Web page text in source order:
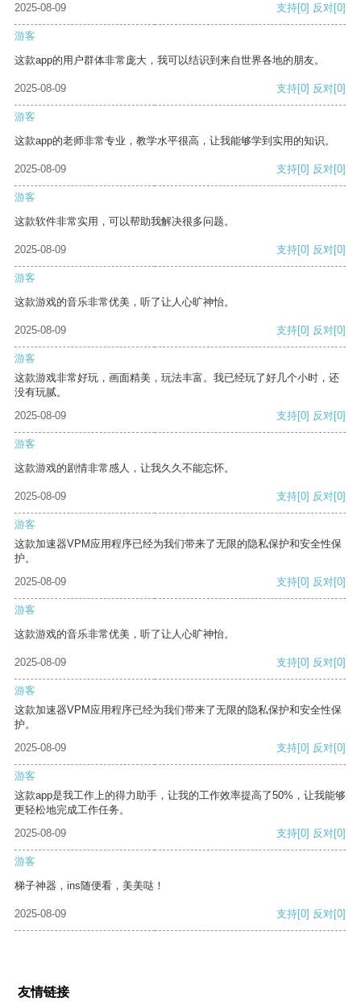
2025-08-09 支持[0] 反对[0]
游客
这款app的用户群体非常庞大，我可以结识到来自世界各地的朋友。
2025-08-09 支持[0] 反对[0]
游客
这款app的老师非常专业，教学水平很高，让我能够学到实用的知识。
2025-08-09 支持[0] 反对[0]
游客
这款软件非常实用，可以帮助我解决很多问题。
2025-08-09 支持[0] 反对[0]
游客
这款游戏的音乐非常优美，听了让人心旷神怡。
2025-08-09 支持[0] 反对[0]
游客
这款游戏非常好玩，画面精美，玩法丰富。我已经玩了好几个小时，还
没有玩腻。
2025-08-09
支持[0] 反对[0]
游客
这款游戏的剧情非常感人，让我久久不能忘怀。
2025-08-09 支持[0] 反对[0]
游客
这款加速器VPM应用程序已经为我们带来了无限的隐私保护和安全性保
护。
2025-08-09
支持[0] 反对[0]
游客
这款游戏的音乐非常优美，听了让人心旷神怡。
2025-08-09 支持[0] 反对[0]
游客
这款加速器VPM应用程序已经为我们带来了无限的隐私保护和安全性保
护。
2025-08-09
支持[0] 反对[0]
游客
这款app是我工作上的得力助手，让我的工作效率提高了50%，让我能够
更轻松地完成工作任务。
2025-08-09
支持[0] 反对[0]
游客
梯子神器，ins随便看，美美哒！
2025-08-09 支持[0] 反对[0]
友情链接